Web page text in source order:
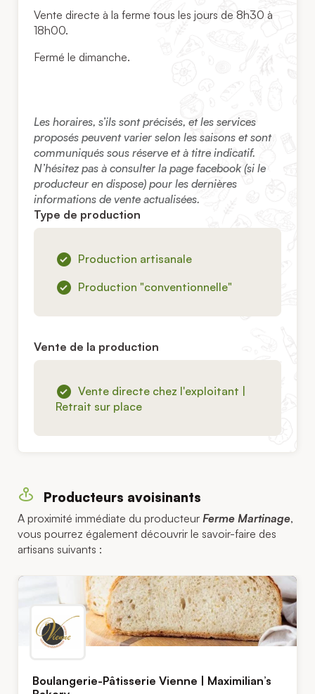
Vente directe à la ferme tous les jours de 8h30 à
18h00.
Fermé le dimanche.
Les horaires, s’ils sont précisés, et les services
proposés peuvent varier selon les saisons et sont
communiqués sous réserve et à titre indicatif.
N’hésitez pas à consulter la page facebook (si le
producteur en dispose) pour les dernières
informations de vente actualisées.
Type de production
Production artisanale
Production "conventionnelle"
Vente de la production
Vente directe chez l'exploitant |
Retrait sur place
Producteurs avoisinants
A proximité immédiate du producteur Ferme Martinage,
vous pourrez également découvrir le savoir-faire des
artisans suivants :
Boulangerie-Pâtisserie Vienne | Maximilian’s